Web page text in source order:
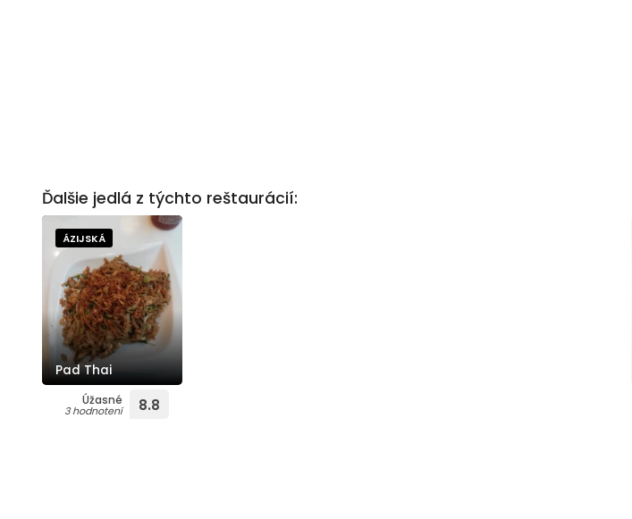
Ďalšie jedlá z týchto reštaurácií:
ÁZIJSKÁ
Pad Thai
Úžasné
3 hodnotení 8.8